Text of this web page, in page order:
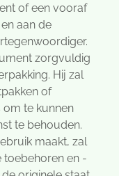
of een vooraf
aan de
zorgvuldig
Hij zal
of
te kunnen
te behouden.
maakt, zal
en -